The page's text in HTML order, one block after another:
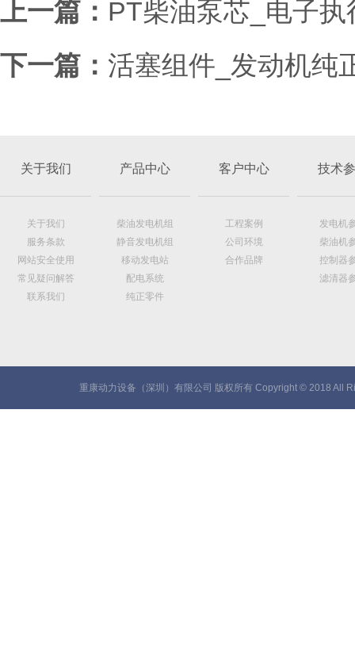
上一篇： PT柴油泵芯_电子执
下一篇： 活塞组件_发动机纯
关于我们
关于我们
服务条款
网站安全使用
常见疑问解答
联系我们
产品中心
柴油发电机组
静音发电机组
移动发电站
配电系统
纯正零件
客户中心
工程案例
公司环境
合作品牌
技术
发电机
柴油机
控制器
滤清器
重康动力设备（深圳）有限公司 版权所有 Copyright © 2018 All